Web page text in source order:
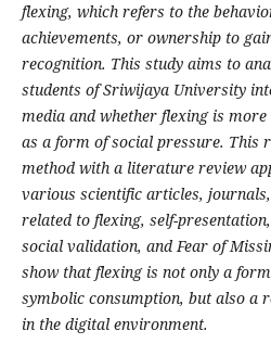
flexing, which refers to the
achievements, or ownership to
recognition. This study aims to
students of Sriwijaya University
media and whether flexing is
as a form of social pressure. This
method with a literature review
various scientific articles,
related to flexing, self-
social validation, and Fear of
show that flexing is not only a
symbolic consumption, but also a
in the digital environment.